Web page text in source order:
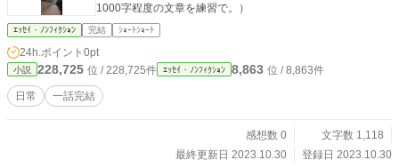
1000字程度の文章を練習で。）
ｴｯｾｲ・ﾉﾝﾌｨｸｼｮﾝ 完結 ｼｮｰﾄｼｮｰﾄ
24h.ポイント 0pt
小説 228,725 位 / 228,725件 ｴｯｾｲ・ﾉﾝﾌｨｸｼｮﾝ 8,863 位 / 8,863件
日常 一話完結
感想数 0
文字数 1,118
最終更新日 2023.10.30
登録日 2023.10.30